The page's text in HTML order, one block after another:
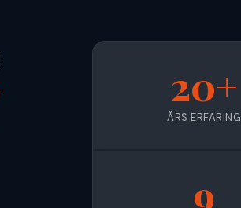
20+
ÅRS ERFARING
9